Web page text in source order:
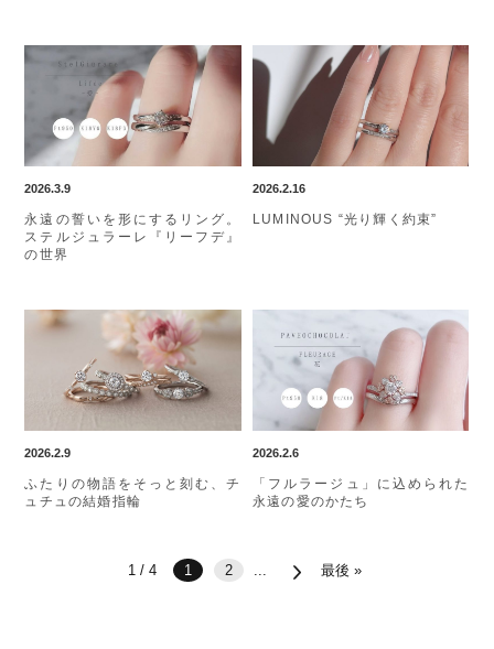
2026.3.9
永遠の誓いを形にするリング。
ステルジュラーレ『リーフデ』
の世界
2026.2.16
LUMINOUS “光り輝く約束”
2026.2.9
ふたりの物語をそっと刻む、チ
ュチュの結婚指輪
2026.2.6
「フルラージュ」に込められた
永遠の愛のかたち
1 / 4 1 2 最後 »